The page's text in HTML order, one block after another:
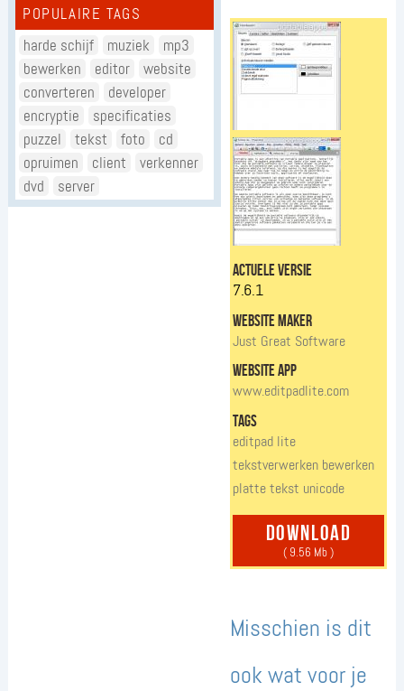
POPULAIRE TAGS
harde schijf
muziek
mp3
bewerken
editor
website
converteren
developer
encryptie
specificaties
puzzel
tekst foto
cd
opruimen
client
verkenner
dvd
server
actuele versie
7.6.1
website maker
Just Great Software
website app
www.editpadlite.com
tags
editpad lite
tekstverwerken bewerken
platte tekst unicode
download
( 9.56 Mb )
Misschien is dit
ook wat voor je